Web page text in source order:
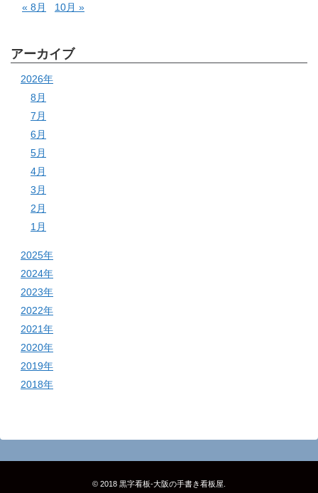
« 8月
10月 »
アーカイブ
2026年
8月
7月
6月
5月
4月
3月
2月
1月
2025年
2024年
2023年
2022年
2021年
2020年
2019年
2018年
© 2018 黒字看板‐大阪の手書き看板屋